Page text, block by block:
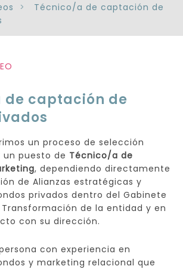
Técnico/a de captación de
de captación de
un proceso de selección
puesto de Técnico/a de
, dependiendo directamente
de Alianzas estratégicas y
privados dentro del Gabinete
de la entidad y en
con su dirección.
con experiencia en
y marketing relacional que